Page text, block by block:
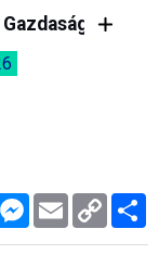
Gazdaság
Messenger
Email Copy
Link